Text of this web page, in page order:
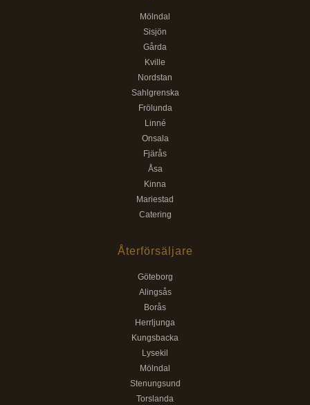
Mölndal
Sisjön
Gårda
Kville
Nordstan
Sahlgrenska
Frölunda
Linné
Onsala
Fjärås
Åsa
Kinna
Mariestad
Catering
Återförsäljare
Göteborg
Alingsås
Borås
Herrljunga
Kungsbacka
Lysekil
Mölndal
Stenungsund
Torslanda